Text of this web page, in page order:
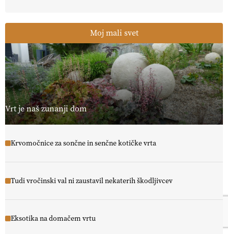
Moj mali svet
Vrt je naš zunanji dom
Krvomočnice za sončne in senčne kotičke vrta
Tudi vročinski val ni zaustavil nekaterih škodljivcev
Eksotika na domačem vrtu